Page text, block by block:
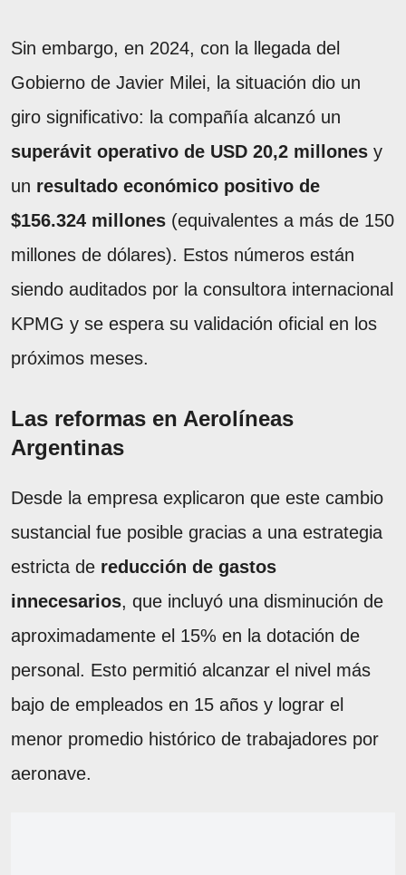
Sin embargo, en 2024, con la llegada del
Gobierno de Javier Milei, la situación dio un
giro significativo: la compañía alcanzó un
superávit operativo de USD 20,2 millones y
un resultado económico positivo de
$156.324 millones (equivalentes a más de 150
millones de dólares). Estos números están
siendo auditados por la consultora internacional
KPMG y se espera su validación oficial en los
próximos meses.
Las reformas en Aerolíneas
Argentinas
Desde la empresa explicaron que este cambio
sustancial fue posible gracias a una estrategia
estricta de reducción de gastos
innecesarios, que incluyó una disminución de
aproximadamente el 15% en la dotación de
personal. Esto permitió alcanzar el nivel más
bajo de empleados en 15 años y lograr el
menor promedio histórico de trabajadores por
aeronave.